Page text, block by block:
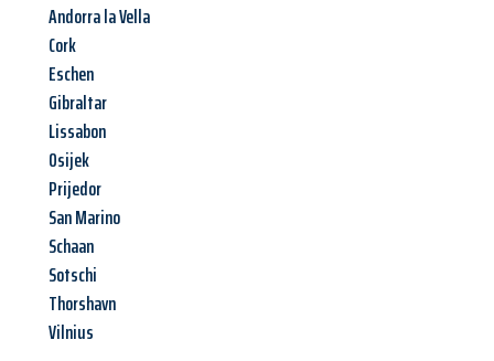
Andorra la Vella
Cork
Eschen
Gibraltar
Lissabon
Osijek
Prijedor
San Marino
Schaan
Sotschi
Thorshavn
Vilnius